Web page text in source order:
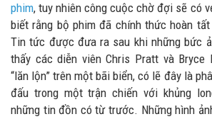
phim, tuy nhiên công cuộc chờ đợi sẽ có
biết rằng bộ phim đã chính thức hoàn
Tin tức được đưa ra sau khi những bức
thấy các diễn viên Chris Pratt và Bryce
“lăn lộn” trên một bãi biển, có lẽ đây là
đấu trong một trận chiến với khủng
những tin đồn có từ trước. Những hình